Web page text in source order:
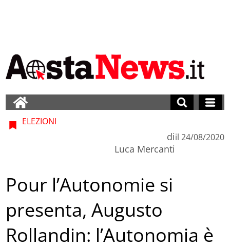
ELEZIONI
di
Luca Mercanti
il 24/08/2020
Pour l’Autonomie si
presenta, Augusto
Rollandin: l’Autonomia è